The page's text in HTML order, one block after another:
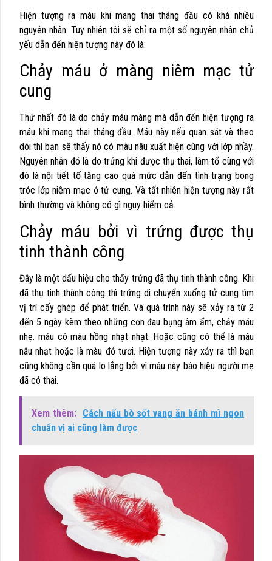
Hiện tượng ra máu khi mang thai tháng đầu có khá nhiều
nguyên nhân. Tuy nhiên tôi sẽ chỉ ra một số nguyên nhân chủ
yếu dẫn đến hiện tượng này đó là:
Chảy máu ở màng niêm mạc tử
cung
Thứ nhất đó là do chảy máu màng mà dẫn đến hiện tượng ra
máu khi mang thai tháng đầu. Máu này nếu quan sát và theo
dõi thì bạn sẽ thấy nó có màu nâu xuất hiện cùng với lớp nhầy.
Nguyên nhân đó là do trứng khi được thụ thai, làm tổ cùng với
đó là nội tiết tố tăng cao quá mức dẫn đến tình trạng bong
tróc lớp niêm mạc ở tử cung. Và tất nhiên hiện tượng này rất
bình thường và không có gì nguy hiểm cả.
Chảy máu bởi vì trứng được thụ
tinh thành công
Đây là một dấu hiệu cho thấy trứng đã thụ tinh thành công. Khi
đã thụ tinh thành công thì trứng di chuyển xuống tử cung tìm
vị trí cấy ghép để phát triển. Và quá trình này sẽ xảy ra từ 2
đến 5 ngày kèm theo những cơn đau bụng âm ẩm, chảy máu
nhẹ. máu có màu hồng nhạt nhạt. Hoặc cũng có thể là màu
nâu nhạt hoặc là màu đỏ tươi. Hiện tượng này xảy ra thì bạn
cũng không cần quá lo lắng bởi vì máu này báo hiệu người mẹ
đã có thai.
Xem thêm:
Cách nấu bò sốt vang ăn bánh mì ngon
chuẩn vị ai cũng làm được